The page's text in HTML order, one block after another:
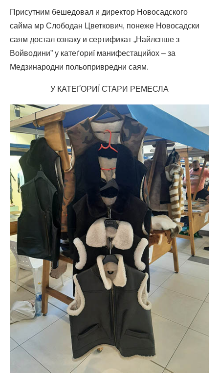
Присутним бешедовал и директор Новосадского
сайма мр Слободан Цветкович, понеже Новосадски
саям достал ознаку и сертификат „Найлєпше з
Войводини” у катеґориї манифестацийох – за
Медзинародни польопривредни саям.
У КАТЕҐОРИЇ СТАРИ РЕМЕСЛА